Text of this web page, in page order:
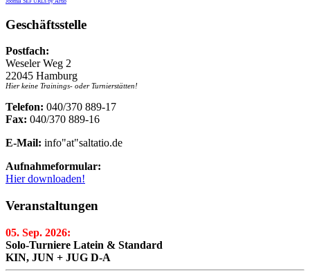
Geschäftsstelle
Postfach:
Weseler Weg 2
22045 Hamburg
Hier keine Trainings- oder Turnierstätten!
Telefon: 040/370 889-17
Fax: 040/370 889-16
E-Mail: info"at"saltatio.de
Aufnahmeformular:
Hier downloaden!
Veranstaltungen
05. Sep. 2026:
Solo-Turniere Latein & Standard
KIN, JUN + JUG D-A